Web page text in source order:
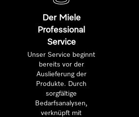
Der Miele
Professional
Service
Unser Service beginnt
bereits vor der
Auslieferung der
Produkte. Durch
sorgfältige
Bedarfsanalysen,
verknüpft mit